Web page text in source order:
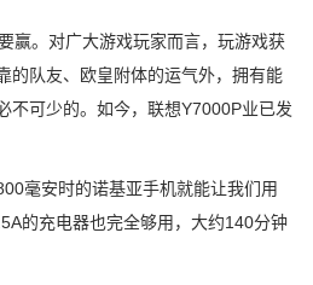
。对广大游戏玩家而言，玩游戏获
的队友、欧皇附体的运气外，拥有能
不可少的。如今，联想Y7000P业已发
毫安时的诺基亚手机就能让我们用
的充电器也完全够用，大约140分钟